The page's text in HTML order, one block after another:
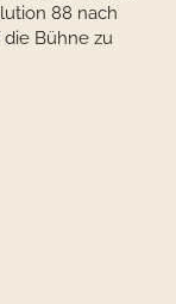
88 nach
Bühne zu